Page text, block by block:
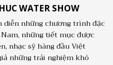
WATER SHOW
những chương trình đặc
những tiết mục được
nhạc sỹ hàng đầu Việt
những trải nghiệm khó